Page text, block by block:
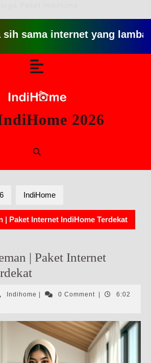
internet yang lambat
2026
IndiHome
| Paket Internet IndiHome Terdekat
| Paket Internet
Indihome Indihome0 Comment
6:02